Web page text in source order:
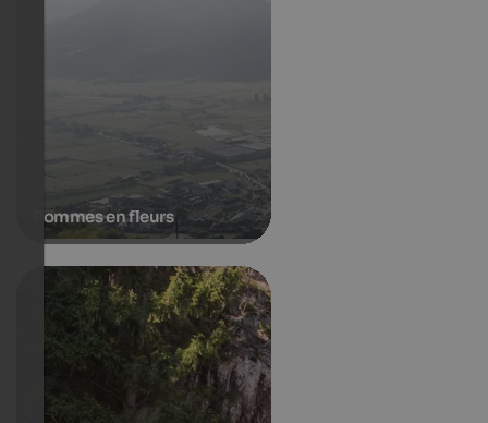
Pommes en fleurs